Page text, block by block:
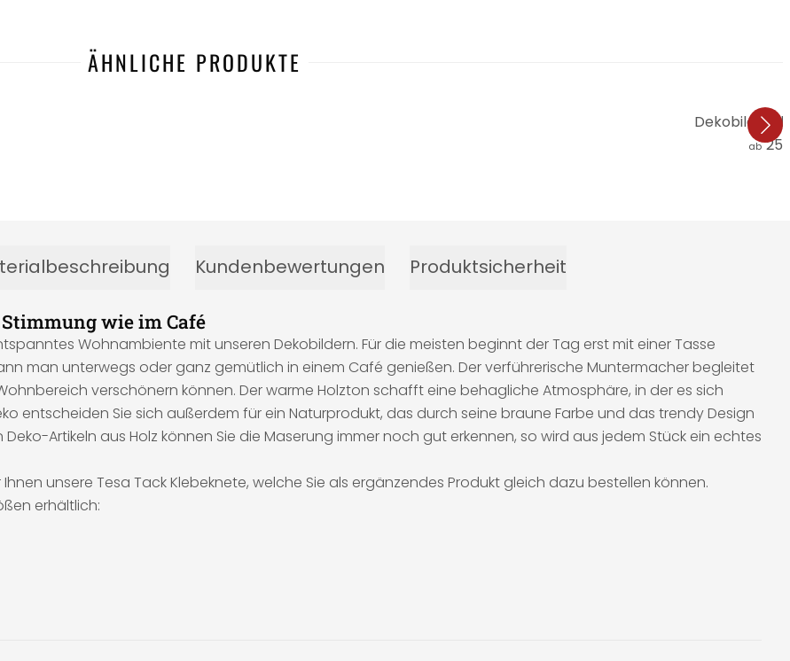
ÄHNLICHE PRODUKTE
Dekobild
ab
Kundenbewertungen Produktsicherheit
wie im Café
Wohnambiente mit unseren Dekobildern. Für die meisten beginnt der Tag erst mit einer Tasse
man unterwegs oder ganz gemütlich in einem Café genießen. Der verführerische Muntermacher begleitet
verschönern können. Der warme Holzton schafft eine behagliche Atmosphäre, in der es sich
entscheiden Sie sich außerdem für ein Naturprodukt, das durch seine braune Farbe und das trendy Design
Artikeln aus Holz können Sie die Maserung immer noch gut erkennen, so wird aus jedem Stück ein echtes
unsere Tesa Tack Klebeknete, welche Sie als ergänzendes Produkt gleich dazu bestellen können.
erhältlich: